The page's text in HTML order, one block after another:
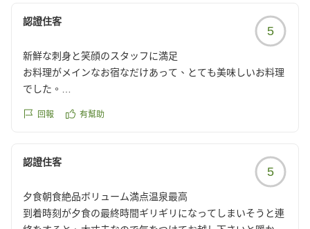
た。6時半からの夕食は量も満点で、翌朝までお腹がいっぱ
いのまま。朝食にはイカのお造りまで登場し、前夜の贅沢が
まだお腹に残っていたため食べきれなかったのが申し訳なか
ったほどです。
お風呂
大浴場には露天風呂あり・なしの2種類があり、さらに貸切
風呂も数種類ご用意。カップル向けやファミリー向けなど、
お部屋・寝心地
夕食後に部屋へ戻ると布団がすでに敷かれており、子どもた
ちは大喜びでダイブしていました(笑)。布団は厚さ15cmほど
のマットレス仕様で、朝までぐっすり眠れました。
認證住客
5
新鮮な刺身と笑顔のスタッフに満足
お料理がメインなお宿なだけあって、とても美味しいお料理
でした。
お値打ちプランだと、少し物足りなさを感じるかも??
スタッフさんがみなさんとても素敵な笑顔で対応してくださ
リフォームもされており、客室内の畳も綺麗で清潔でした。
クチコミの詳細はこちらから
回報 有幫助
認證住客
5
夕食朝食絶品ボリューム満点温泉最高
到着時刻が夕食の最終時間ギリギリになってしまいそうと連